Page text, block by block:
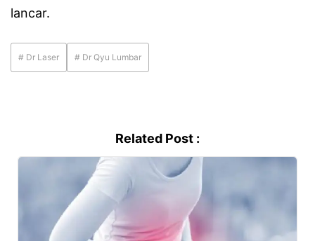
lancar.
# Dr Laser # Dr Qyu Lumbar
Related Post :